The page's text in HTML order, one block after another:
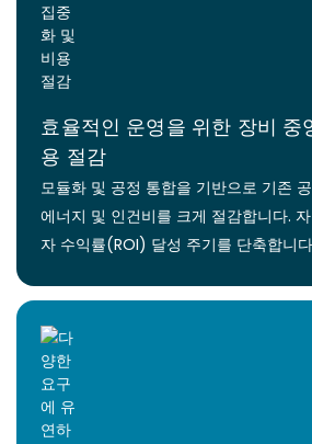
효율적인 운영을 위한 장비 중
용 절감
모듈화 및 공정 통합을 기반으로 기존
에너지 및 인건비를 크게 절감합니다.
자 수익률(ROI) 달성 주기를 단축합니